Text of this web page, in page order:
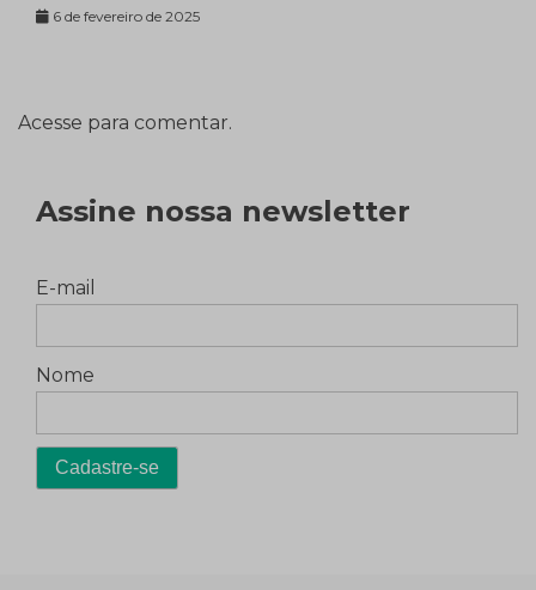
6 de fevereiro de 2025
Acesse para comentar.
Assine nossa newsletter
E-mail
Nome